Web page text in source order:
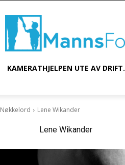
KAMERATHJELPEN UTE AV DRIFT.
Nøkkelord Lene Wikander
Lene Wikander